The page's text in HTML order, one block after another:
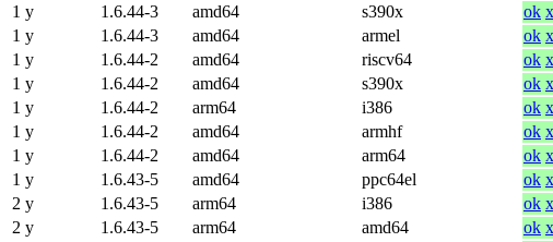
1 y
1.6.44-3 amd64 s390x ok
1 y
1.6.44-3 amd64 armel ok
1 y
1.6.44-2 amd64 riscv64 ok
1 y
1.6.44-2 amd64 s390x ok
1 y
1.6.44-2 arm64 i386 ok
1 y
1.6.44-2 amd64 armhf ok
1 y
1.6.44-2 amd64 arm64 ok
1 y
1.6.43-5 amd64 ppc64el ok
2 y
1.6.43-5 arm64 i386 ok
2 y
1.6.43-5 arm64 amd64 ok